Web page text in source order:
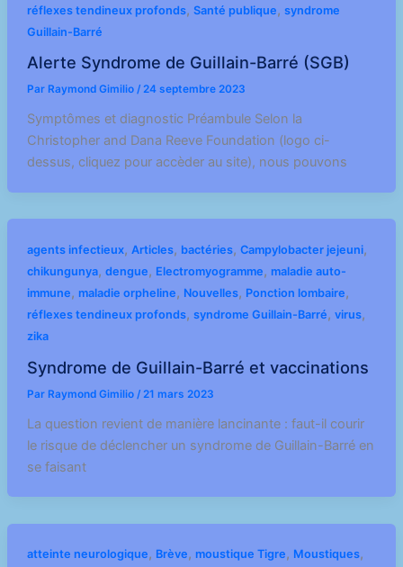
réflexes tendineux profonds, Santé publique, syndrome
Guillain-Barré
Alerte Syndrome de Guillain-Barré (SGB)
Par Raymond Gimilio / 24 septembre 2023
Symptômes et diagnostic Préambule Selon la
Christopher and Dana Reeve Foundation (logo ci-
dessus, cliquez pour accèder au site), nous pouvons
agents infectieux, Articles, bactéries, Campylobacter jejeuni,
chikungunya, dengue, Electromyogramme, maladie auto-
immune, maladie orpheline, Nouvelles, Ponction lombaire,
réflexes tendineux profonds, syndrome Guillain-Barré, virus,
zika
Syndrome de Guillain-Barré et vaccinations
Par Raymond Gimilio / 21 mars 2023
La question revient de manière lancinante : faut-il courir
le risque de déclencher un syndrome de Guillain-Barré en
se faisant
atteinte neurologique, Brève, moustique Tigre, Moustiques,